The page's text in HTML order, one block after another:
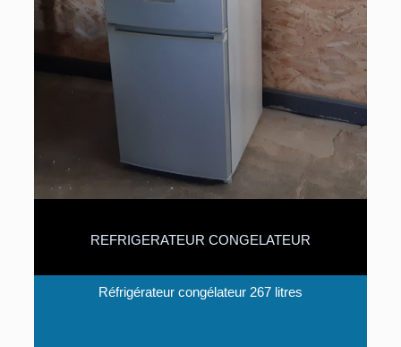
REFRIGERATEUR CONGELATEUR
Réfrigérateur congélateur 267 litres